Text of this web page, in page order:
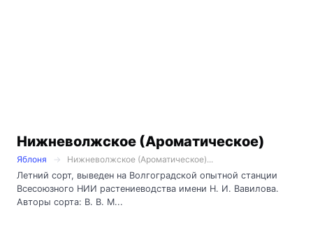
Нижневолжское (Ароматическое)
Яблоня
Нижневолжское (Ароматическое)...
Летний сорт, выведен на Волгоградской опытной станции
Всесоюзного НИИ растениеводства имени Н. И. Вавилова.
Авторы сорта: В. В. М...